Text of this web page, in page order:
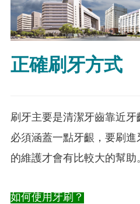
正確刷牙方式
刷牙主要是清潔牙齒靠近
必須涵蓋一點牙齦，要刷
的維護才會有比較大的幫助
如何使用牙刷？